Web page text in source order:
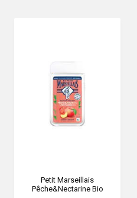
Petit Marseillais
Pêche&Nectarine Bio